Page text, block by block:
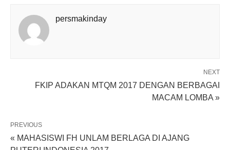
persmakinday
NEXT
FKIP ADAKAN MTQM 2017 DENGAN BERBAGAI
MACAM LOMBA »
PREVIOUS
« MAHASISWI FH UNLAM BERLAGA DI AJANG